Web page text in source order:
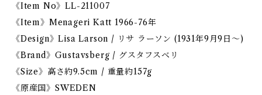
《Item No》LL-211007
《Item》Menageri Katt 1966-76年
《Design》Lisa Larson / リサ ラーソン (1931年9月9日〜)
《Brand》Gustavsberg / グスタフスベリ
《Size》高さ約9.5cm / 重量約157g
《原産国》SWEDEN